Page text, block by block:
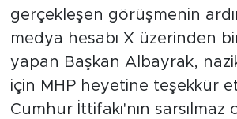
gerçekleşen görüşmenin
medya hesabı X üzerinden
yapan Başkan Albayrak,
için MHP heyetine teşekkür
Cumhur İttifakı'nın sarsılmaz